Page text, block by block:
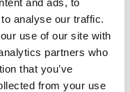
analyse our traffic.
use of our site with
partners who
that you’ve
from your use
Lösungen werden
ausgelotet. Letztlich
Verfahren auf
der zugrunde